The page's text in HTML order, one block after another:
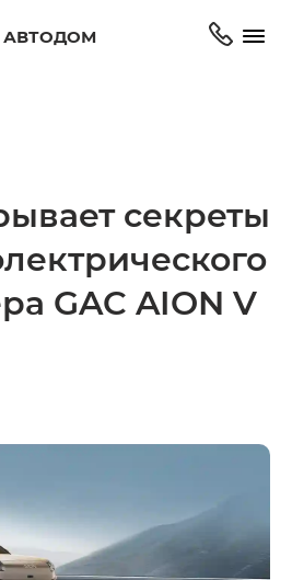
АВТОДОМ
секреты
GAC AION V